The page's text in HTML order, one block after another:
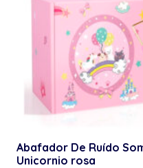
Abafador De Ruído
Unicornio rosa